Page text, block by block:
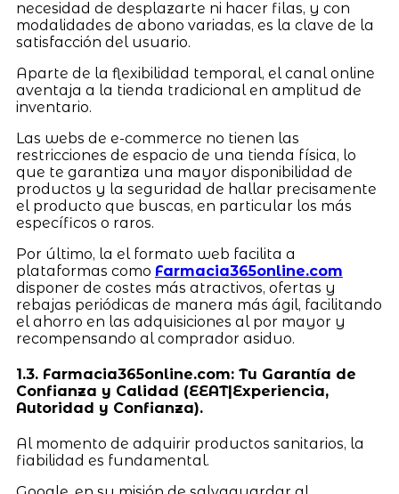
necesidad de desplazarte ni hacer filas, y con
modalidades de abono variadas, es la clave de la
satisfacción del usuario.
Aparte de la flexibilidad temporal, el canal online
aventaja a la tienda tradicional en amplitud de
inventario.
Las webs de e-commerce no tienen las
restricciones de espacio de una tienda física, lo
que te garantiza una mayor disponibilidad de
productos y la seguridad de hallar precisamente
el producto que buscas, en particular los más
específicos o raros.
Por último, la el formato web facilita a
plataformas como Farmacia365online.com
disponer de costes más atractivos, ofertas y
rebajas periódicas de manera más ágil, facilitando
el ahorro en las adquisiciones al por mayor y
recompensando al comprador asiduo.
1.3. Farmacia365online.com: Tu Garantía de
Confianza y Calidad (EEAT|Experiencia,
Autoridad y Confianza).
Al momento de adquirir productos sanitarios, la
fiabilidad es fundamental.